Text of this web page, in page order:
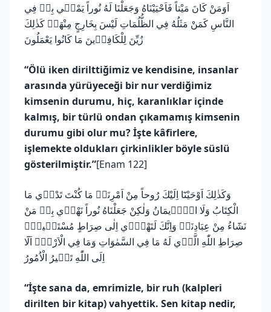
اَوَمَنْ كَانَ مَيْتاً فَاَحْيَيْنَاهُ وَجَعَلْنَا لَهُ نُوراً يَمْش۪ي بِه۪ فِي
النَّاسِ كَمَنْ مَثَلُهُ فِي الظُّلُمَاتِ لَيْسَ بِخَارِجٍ مِنْهَاۜ كَذٰلِكَ
زُيِّنَ لِلْكَافِر۪ينَ مَا كَانُوا يَعْمَلُونَ
“Ölü iken dirilttiğimiz ve kendisine, insanlar
arasında yürüyeceği bir nur verdiğimiz
kimsenin durumu, hiç, karanlıklar içinde
kalmış, bir türlü ondan çıkamamış kimsenin
durumu gibi olur mu? İşte kâfirlere,
işlemekte oldukları çirkinlikler böyle süslü
gösterilmiştir.”[Enam 122]
وَكَذٰلِكَ اَوْحَيْنَٓا اِلَيْكَ رُوحاً مِنْ اَمْرِنَاۜ مَا كُنْتَ تَدْر۪ي مَا
الْكِتَابُ وَلَا الْا۪يمَانُ وَلٰكِنْ جَعَلْنَاهُ نُوراً نَهْد۪ي بِه۪ مَنْ
نَشَٓاءُ مِنْ عِبَادِنَاۜ وَاِنَّكَ لَتَهْد۪ٓي اِلٰى صِرَاطٍ مُسْتَق۪يمٍۙ
صِرَاطِ اللّٰهِ الَّذ۪ي لَهُ مَا فِي السَّمٰوَاتِ وَمَا فِي الْاَرْضِۜ اَلَٓا
اِلَى اللّٰهِ تَص۪يرُ الْاُمُورُ
“İşte sana da, emrimizle, bir ruh (kalpleri
dirilten bir kitap) vahyettik. Sen kitap nedir,